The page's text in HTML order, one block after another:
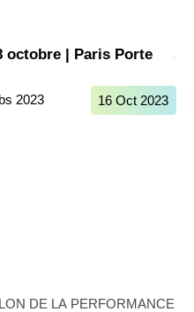
octobre | Paris Porte
16 Oct 2023
DE LA PERFORMANCE